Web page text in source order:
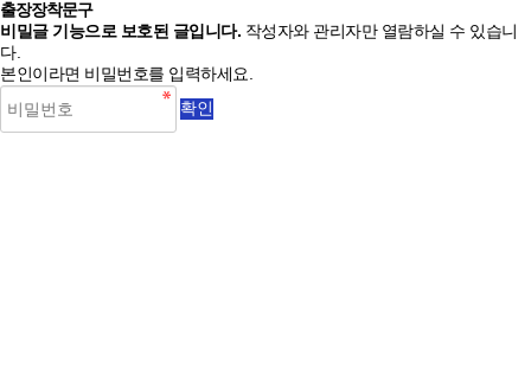
출장장착문구
비밀글 기능으로 보호된 글입니다. 작성자와 관리자만 열람하실 수 있습니
다.
본인이라면 비밀번호를 입력하세요.